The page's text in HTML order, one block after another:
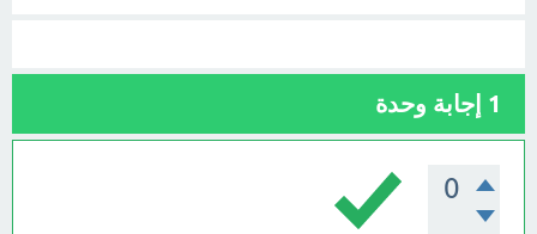
1 إجابة وحدة
0